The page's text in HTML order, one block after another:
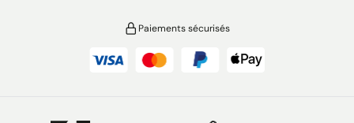
Paiements sécurisés